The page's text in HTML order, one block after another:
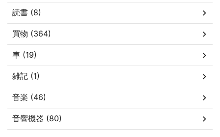
読書 (8)
買物 (364)
車 (19)
雑記 (1)
音楽 (46)
音響機器 (80)